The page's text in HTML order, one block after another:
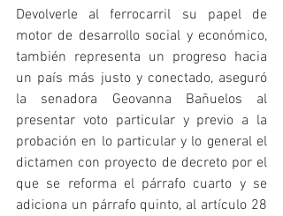
Devolverle al ferrocarril su papel de
motor de desarrollo social y económico,
también representa un progreso hacia
un país más justo y conectado, aseguró
la senadora Geovanna Bañuelos al
presentar voto particular y previo a la
probación en lo particular y lo general el
dictamen con proyecto de decreto por el
que se reforma el párrafo cuarto y se
adiciona un párrafo quinto, al artículo 28